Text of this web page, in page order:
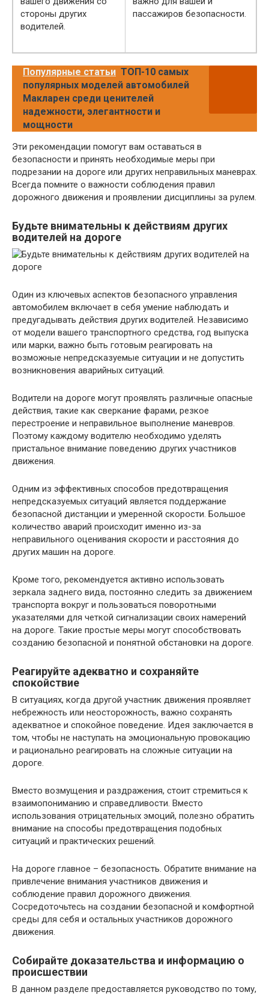
стороны других
водителей.
пассажиров безопасности.
Популярные статьи ТОП-10 самых
популярных моделей автомобилей
Макларен среди ценителей
надежности, элегантности и
мощности
Эти рекомендации помогут вам оставаться в
безопасности и принять необходимые меры при
подрезании на дороге или других неправильных маневрах.
Всегда помните о важности соблюдения правил
дорожного движения и проявлении дисциплины за рулем.
Будьте внимательны к действиям других
водителей на дороге
Один из ключевых аспектов безопасного управления
автомобилем включает в себя умение наблюдать и
предугадывать действия других водителей. Независимо
от модели вашего транспортного средства, год выпуска
или марки, важно быть готовым реагировать на
возможные непредсказуемые ситуации и не допустить
возникновения аварийных ситуаций.
Водители на дороге могут проявлять различные опасные
действия, такие как сверкание фарами, резкое
перестроение и неправильное выполнение маневров.
Поэтому каждому водителю необходимо уделять
пристальное внимание поведению других участников
движения.
Одним из эффективных способов предотвращения
непредсказуемых ситуаций является поддержание
безопасной дистанции и умеренной скорости. Большое
количество аварий происходит именно из-за
неправильного оценивания скорости и расстояния до
других машин на дороге.
Кроме того, рекомендуется активно использовать
зеркала заднего вида, постоянно следить за движением
транспорта вокруг и пользоваться поворотными
указателями для четкой сигнализации своих намерений
на дороге. Такие простые меры могут способствовать
созданию безопасной и понятной обстановки на дороге.
Реагируйте адекватно и сохраняйте
спокойствие
В ситуациях, когда другой участник движения проявляет
небрежность или неосторожность, важно сохранять
адекватное и спокойное поведение. Идея заключается в
том, чтобы не наступать на эмоциональную провокацию
и рационально реагировать на сложные ситуации на
дороге.
Вместо возмущения и раздражения, стоит стремиться к
взаимопониманию и справедливости. Вместо
использования отрицательных эмоций, полезно обратить
внимание на способы предотвращения подобных
ситуаций и практических решений.
На дороге главное – безопасность. Обратите внимание на
привлечение внимания участников движения и
соблюдение правил дорожного движения.
Сосредоточьтесь на создании безопасной и комфортной
среды для себя и остальных участников дорожного
движения.
Собирайте доказательства и информацию о
происшествии
В данном разделе предоставляется руководство по тому,